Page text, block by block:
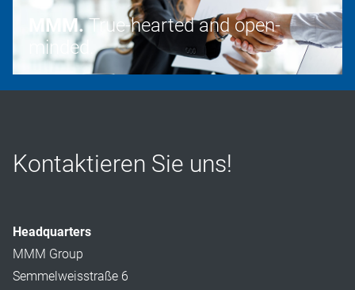
MMM.True-hearted and open-
minded.
Kontaktieren Sie uns!
Headquarters
MMM Group
Semmelweisstraße 6